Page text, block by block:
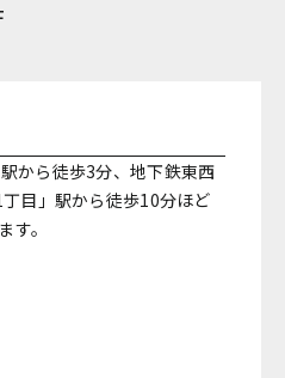
から徒歩3分、地下鉄東西
目」駅から徒歩10分ほど
す。